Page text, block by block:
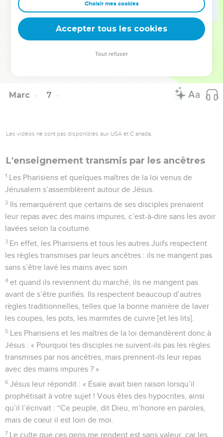
places publiques et le suppliaient de les laisser toucher au
moins le bord de son manteau ; tous ceux qui le touchaient
étaient guéris.
© Société biblique française – Bibli’O, 1997, avec autorisation. Pour vous procurer
Marc 7
Les vidéos ne sont pas disponibles aux USA et C anada.
L'enseignement transmis par les ancêtres
1 Les Pharisiens et quelques maîtres de la loi venus de
Jérusalem s’assemblèrent autour de Jésus.
2 Ils remarquèrent que certains de ses disciples prenaient
leur repas avec des mains impures, c’est-à-dire sans les avoir
lavées selon la coutume.
3 En effet, les Pharisiens et tous les autres Juifs respectent
les règles transmises par leurs ancêtres : ils ne mangent pas
sans s’être lavé les mains avec soin
4 et quand ils reviennent du marché, ils ne mangent pas
avant de s’être purifiés. Ils respectent beaucoup d’autres
règles traditionnelles, telles que la bonne manière de laver
les coupes, les pots, les marmites de cuivre [et les lits].
5 Les Pharisiens et les maîtres de la loi demandèrent donc à
Jésus : « Pourquoi tes disciples ne suivent-ils pas les règles
transmises par nos ancêtres, mais prennent-ils leur repas
avec des mains impures ? »
6 Jésus leur répondit : « Ésaïe avait bien raison lorsqu’il
prophétisait à votre sujet ! Vous êtes des hypocrites, ainsi
qu’il l’écrivait : “Ce peuple, dit Dieu, m’honore en paroles,
mais de cœur il est loin de moi.
7 Le culte que ces gens me rendent est sans valeur, car les
Choisir mes cookies
Accepter tous les cookies
Tout refuser